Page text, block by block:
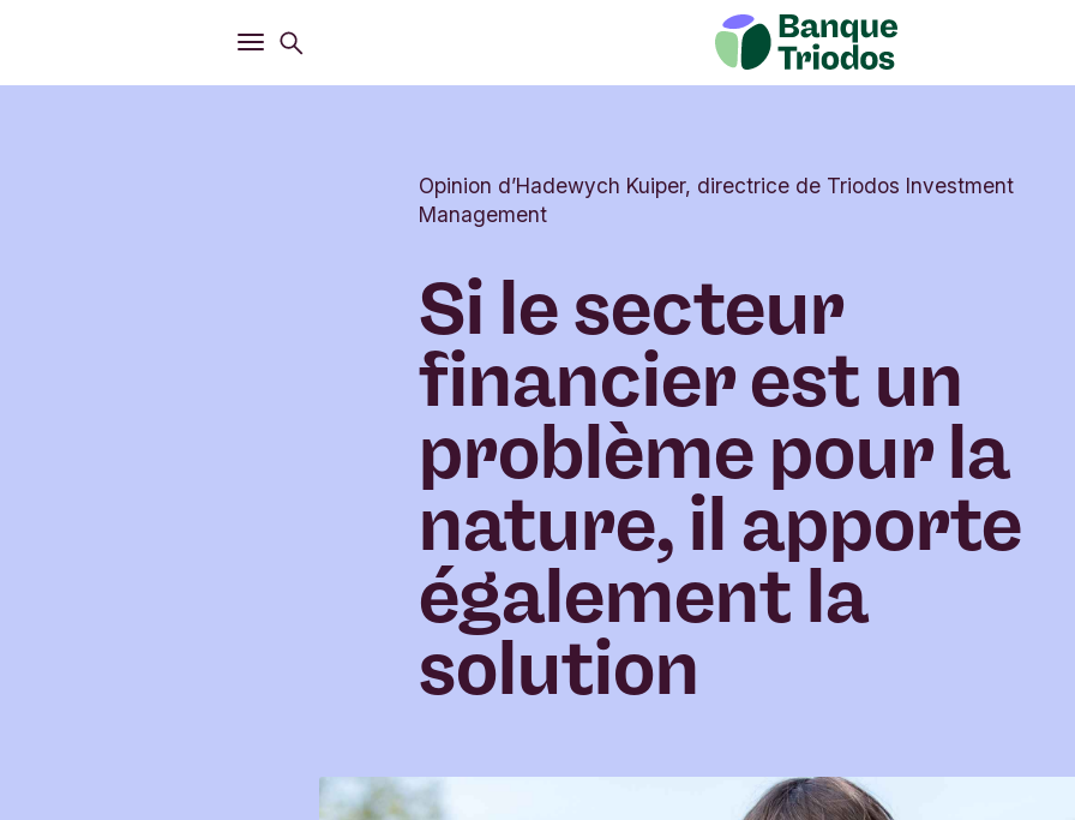
Ouvrir
Menu principal
Opinion d’Hadewych Kuiper, directrice de Triodos Investment
Management
Si le secteur
financier est un
problème pour la
nature, il apporte
également la
solution